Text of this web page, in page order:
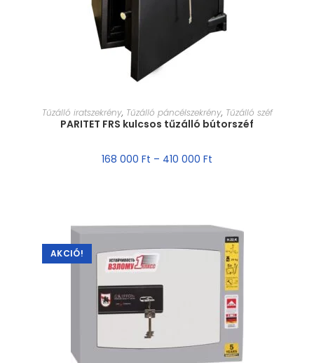
MÉRET VÁLASZTÁSA
Tűzálló iratszekrény, Tűzálló páncélszekrény, Tűzálló széf
PARITET FRS kulcsos tűzálló bútorszéf
168 000 Ft – 410 000 Ft
AKCIÓ!